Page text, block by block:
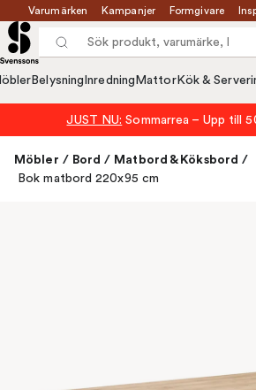
Varumärken Kampanjer Formgivare
Belysning Inredning MattorKök &
JUST NU: Sommarrea – Upp till
Möbler / Bord / Matbord & Köksbord /
Bok matbord 220x95 cm